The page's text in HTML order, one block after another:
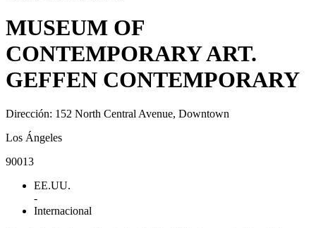
MUSEUM OF
CONTEMPORARY ART.
GEFFEN CONTEMPORARY
Dirección: 152 North Central Avenue, Downtown
Los Ángeles
90013
EE.UU.
-
Internacional